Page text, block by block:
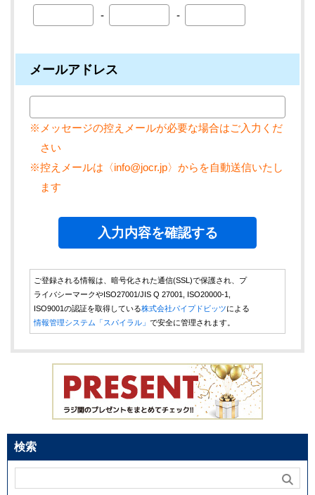
メールアドレス
※メッセージの控えメールが必要な場合はご入力くだ
さい
※控えメールは〈info@jocr.jp〉からを自動送信いたし
ます
ご登録される情報は、暗号化された通信(SSL)で保護され、プ
ライバシーマークやISO27001/JIS Q 27001, ISO20000-1,
ISO9001の認証を取得している株式会社パイプドビッツによる
情報管理システム「スパイラル」 で安全に管理されます。
検索